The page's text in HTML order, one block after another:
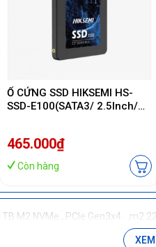
Ổ CỨNG SSD HIKSEMI HS-
SSD-E100(SATA3/ 2.5Inch/
465.000₫
Còn hàng
M2 NVMe , PCIe Gen3x4 .